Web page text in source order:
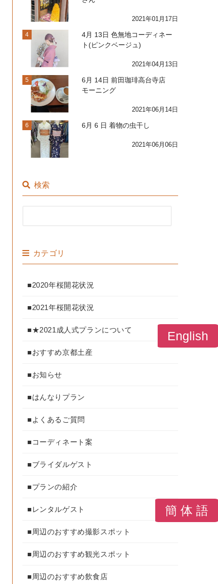
2021年01月17日
4
4月 13日 色無地コーディネー
ト(ピンクベージュ)
2021年04月13日
5
6月 14日 前田珈琲高台寺店
モーニング
2021年06月14日
6 6月 6 日 着物の虫干し
2021年06月06日
検索
カテゴリ
■2020年桜開花状況
■2021年桜開花状況
■★2021成人式プランについて
■おすすめ京都土産
■お知らせ
■はんなりプラン
■よくあるご質問
■コーディネート案
■ブライダルゲスト
■プランの紹介
■レンタルゲスト
■周辺のおすすめ撮影スポット
■周辺のおすすめ観光スポット
■周辺のおすすめ飲食店
English
簡 体 語